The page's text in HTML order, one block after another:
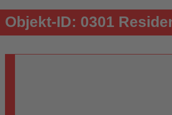
Objekt-ID: 0301